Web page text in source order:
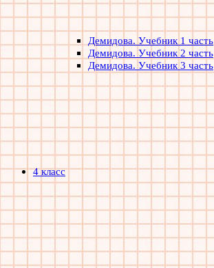
Демидова. Учебник 1 часть
Демидова. Учебник 2 часть
Демидова. Учебник 3 часть
4 класс